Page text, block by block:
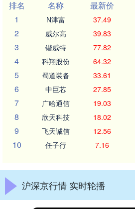
排名
名称 最新价
1
N津富 37.49
2 威尔高 39.83
3 锴威特 77.82
4 科翔股份 64.32
5 蜀道装备 33.61
6 中巨芯 27.85
7 广哈通信 19.03
8 欣天科技 18.02
9 飞天诚信 12.56
10 任子行 7.16
沪深京行情 实时轮播